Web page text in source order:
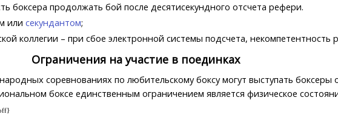
боксера продолжать бой после десятисекундного отсчета рефери.
или секундантом;
коллегии – при сбое электронной системы подсчета, некомпетентность
Ограничения на участие в поединках
соревнованиях по любительскому боксу могут выступать боксеры
боксе единственным ограничением является физическое